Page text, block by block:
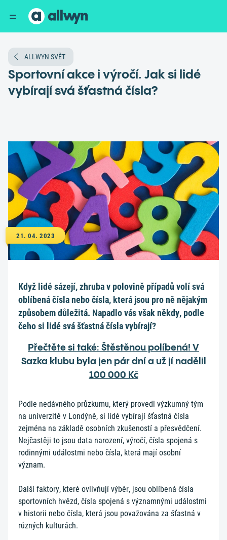
ALLWYN SVĚT
Sportovní akce i výročí. Jak si lidé
vybírají svá šťastná čísla?
21. 04. 2023
Když lidé sázejí, zhruba v polovině případů volí svá
oblíbená čísla nebo čísla, která jsou pro ně nějakým
způsobem důležitá. Napadlo vás však někdy, podle
čeho si lidé svá šťastná čísla vybírají?
Přečtěte si také: Štěstěnou políbená! V
Sazka klubu byla jen pár dní a už jí nadělil
100 000 Kč
Podle nedávného průzkumu, který provedl výzkumný tým
na univerzitě v Londýně, si lidé vybírají šťastná čísla
zejména na základě osobních zkušeností a přesvědčení.
Nejčastěji to jsou data narození, výročí, čísla spojená s
rodinnými událostmi nebo čísla, která mají osobní
význam.
Další faktory, které ovlivňují výběr, jsou oblíbená čísla
sportovních hvězd, čísla spojená s významnými událostmi
v historii nebo čísla, která jsou považována za šťastná v
různých kulturách.